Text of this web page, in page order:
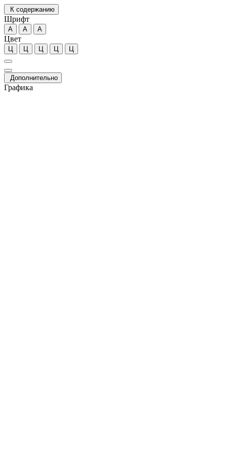
К содержанию
Шрифт
А А А
Цвет
Ц Ц Ц Ц Ц
Дополнительно
Графика